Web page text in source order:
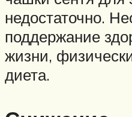
недостаточно.
поддержание
жизни,
диета.